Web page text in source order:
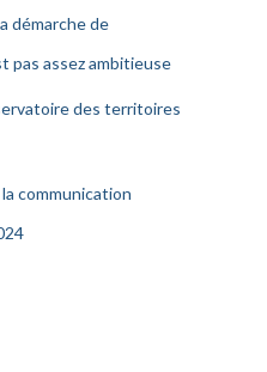
démarche de
pas assez ambitieuse
des territoires
communication